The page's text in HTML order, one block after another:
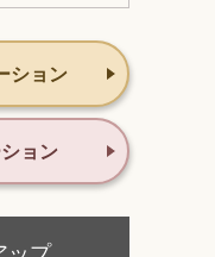
ション
ョン
ップ